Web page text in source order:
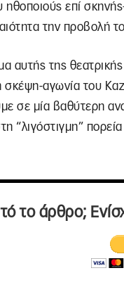
ηθοποιούς επί
την προβολή
αυτής της
σκέψη-αγωνία του
σε μία βαθύτερη
“λιγόστιγμη”
το άρθρο;